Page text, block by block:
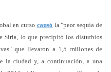
en curso causó la "peor sequía de
Siria, lo que precipitó los disturbios
que llevaron a 1,5 millones de
la ciudad y, a continuación, a una